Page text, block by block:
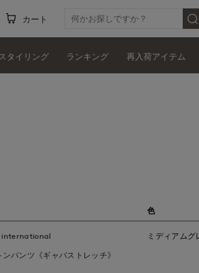
カート
スタイリング ランキング 再入荷アイテム
色
international
パンツ《ギャバストレッチ》
ミディアムグ